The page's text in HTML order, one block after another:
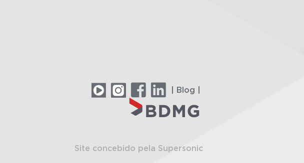
| Blog |
Site concebido pela Supersonic